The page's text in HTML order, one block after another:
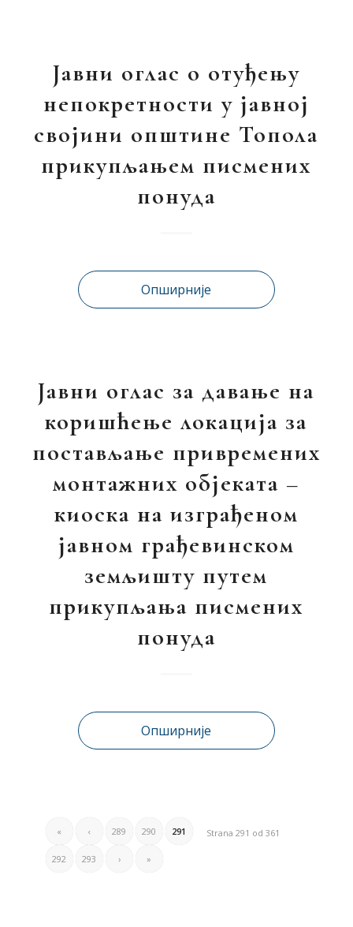
Јавни оглас о отуђењу
непокретности у јавној
својини општине Топола
прикупљањем писмених
понуда
Опширније
Јавни оглас за давање на
коришћење локација за
постављање привремених
монтажних објеката –
киоска на изграђеном
јавном грађевинском
земљишту путем
прикупљања писмених
понуда
Опширније
Strana 291 od 361
« ‹ 289 290 291
292 293 › »